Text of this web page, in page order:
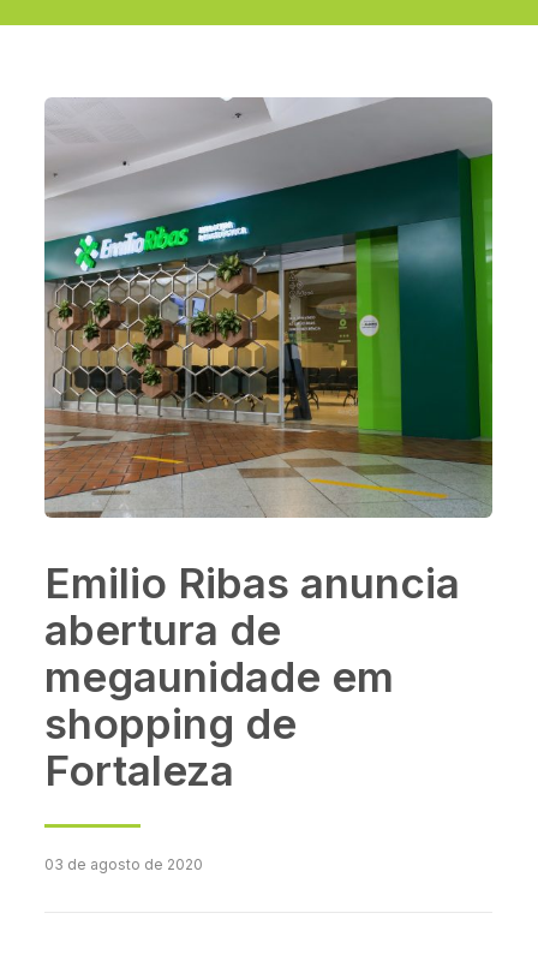
Emilio Ribas anuncia
abertura de
megaunidade em
shopping de
Fortaleza
03 de agosto de 2020